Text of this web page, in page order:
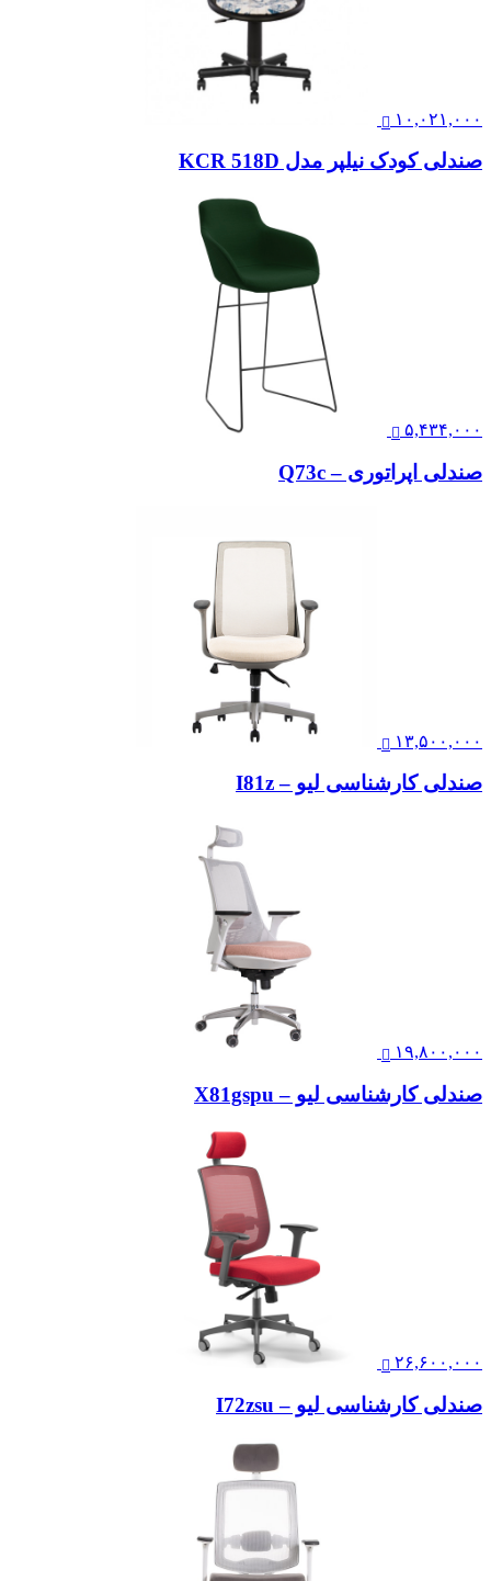
۱۰,۰۲۱,۰۰۰
صندلی کودک نیلپر مدل KCR 518D
۵,۴۳۴,۰۰۰
صندلی اپراتوری – Q73c
۱۳,۵۰۰,۰۰۰
صندلی کارشناسی لیو – I81z
۱۹,۸۰۰,۰۰۰
صندلی کارشناسی لیو – X81gspu
۲۶,۶۰۰,۰۰۰
صندلی کارشناسی لیو – I72zsu